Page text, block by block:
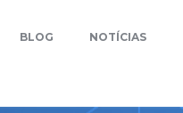
BLOG NOTÍCIAS